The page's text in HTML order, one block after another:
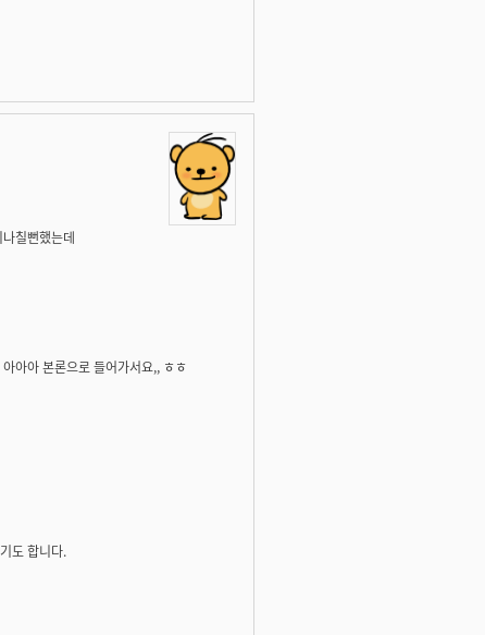
칠뻔했는데
아아 본론으로 들어가서요,, ㅎㅎ
도 합니다.